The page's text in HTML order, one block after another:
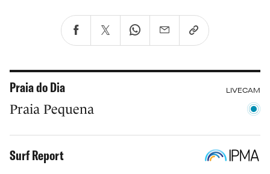
Praia do Dia LIVECAM
Praia Pequena
Surf Report